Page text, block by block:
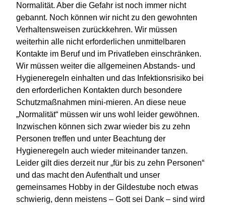
Normalität. Aber die Gefahr ist noch immer nicht
gebannt. Noch können wir nicht zu den gewohnten
Verhaltensweisen zurückkehren. Wir müssen
weiterhin alle nicht erforderlichen unmittelbaren
Kontakte im Beruf und im Privatleben einschränken.
Wir müssen weiter die allgemeinen Abstands- und
Hygieneregeln einhalten und das Infektionsrisiko bei
den erforderlichen Kontakten durch besondere
Schutzmaßnahmen mini-mieren. An diese neue
„Normalität“ müssen wir uns wohl leider gewöhnen.
Inzwischen können sich zwar wieder bis zu zehn
Personen treffen und unter Beachtung der
Hygieneregeln auch wieder miteinander tanzen.
Leider gilt dies derzeit nur „für bis zu zehn Personen“
und das macht den Aufenthalt und unser
gemeinsames Hobby in der Gildestube noch etwas
schwierig, denn meistens – Gott sei Dank – sind wird